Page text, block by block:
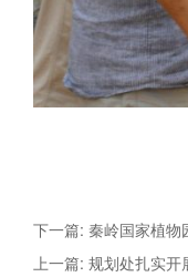
下一篇: 秦岭国家植物
上一篇: 规划处扎实开